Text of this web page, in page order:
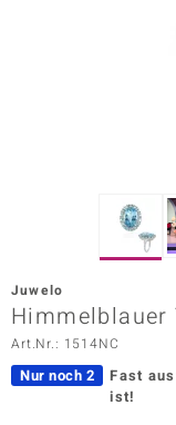
Vogue
Juwelo
Himmelblauer
Art.Nr.: 1514NC
Nur noch 2 Fast
ist!